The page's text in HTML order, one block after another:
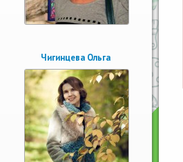
Чигинцева Ольга